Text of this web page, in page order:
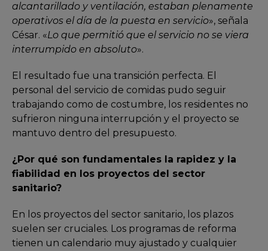
alcantarillado y ventilación, estaban plenamente
operativos el día de la puesta en servicio», señala
César. «Lo que permitió que el servicio no se viera
interrumpido en absoluto».
El resultado fue una transición perfecta. El
personal del servicio de comidas pudo seguir
trabajando como de costumbre, los residentes no
sufrieron ninguna interrupción y el proyecto se
mantuvo dentro del presupuesto.
¿Por qué son fundamentales la rapidez y la
fiabilidad en los proyectos del sector
sanitario?
En los proyectos del sector sanitario, los plazos
suelen ser cruciales. Los programas de reforma
tienen un calendario muy ajustado y cualquier